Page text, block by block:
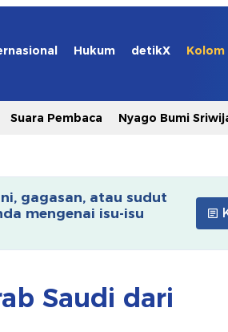
Hukum detikX Kolom
Suara Pembaca Nyago Bumi
gagasan, atau sudut
mengenai isu-isu
Saudi dari